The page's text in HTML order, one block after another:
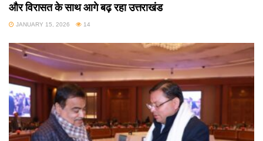
और विरासत के साथ आगे बढ़ रहा उत्तराखंड
JANUARY 15, 2026 14